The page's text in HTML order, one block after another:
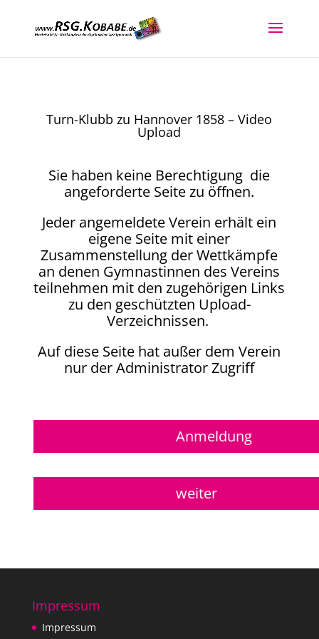
Turn-Klubb zu Hannover 1858 – Video
Upload
Sie haben keine Berechtigung die
angeforderte Seite zu öffnen.
Jeder angemeldete Verein erhält ein
eigene Seite mit einer
Zusammenstellung der Wettkämpfe
an denen Gymnastinnen des Vereins
teilnehmen mit den zugehörigen Links
zu den geschützten Upload-
Verzeichnissen.
Auf diese Seite hat außer dem Verein
nur der Administrator Zugriff
Anmeldung
weiter
Impressum
Impressum